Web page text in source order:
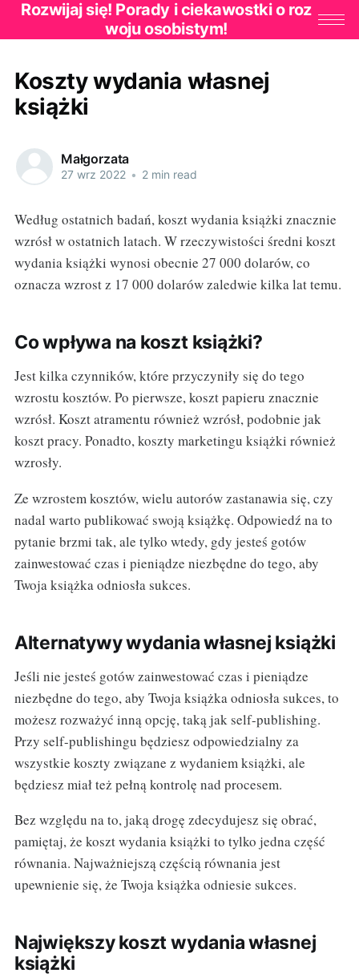
Rozwijaj się! Porady i ciekawostki o roz
woju osobistym!
Koszty wydania własnej
książki
Małgorzata
27 wrz 2022 • 2 min read
Według ostatnich badań, koszt wydania książki znacznie
wzrósł w ostatnich latach. W rzeczywistości średni koszt
wydania książki wynosi obecnie 27 000 dolarów, co
oznacza wzrost z 17 000 dolarów zaledwie kilka lat temu.
Co wpływa na koszt książki?
Jest kilka czynników, które przyczyniły się do tego
wzrostu kosztów. Po pierwsze, koszt papieru znacznie
wzrósł. Koszt atramentu również wzrósł, podobnie jak
koszt pracy. Ponadto, koszty marketingu książki również
wzrosły.
Ze wzrostem kosztów, wielu autorów zastanawia się, czy
nadal warto publikować swoją książkę. Odpowiedź na to
pytanie brzmi tak, ale tylko wtedy, gdy jesteś gotów
zainwestować czas i pieniądze niezbędne do tego, aby
Twoja książka odniosła sukces.
Alternatywy wydania własnej książki
Jeśli nie jesteś gotów zainwestować czas i pieniądze
niezbędne do tego, aby Twoja książka odniosła sukces, to
możesz rozważyć inną opcję, taką jak self-publishing.
Przy self-publishingu będziesz odpowiedzialny za
wszystkie koszty związane z wydaniem książki, ale
będziesz miał też pełną kontrolę nad procesem.
Bez względu na to, jaką drogę zdecydujesz się obrać,
pamiętaj, że koszt wydania książki to tylko jedna część
równania. Najważniejszą częścią równania jest
upewnienie się, że Twoja książka odniesie sukces.
Największy koszt wydania własnej
książki